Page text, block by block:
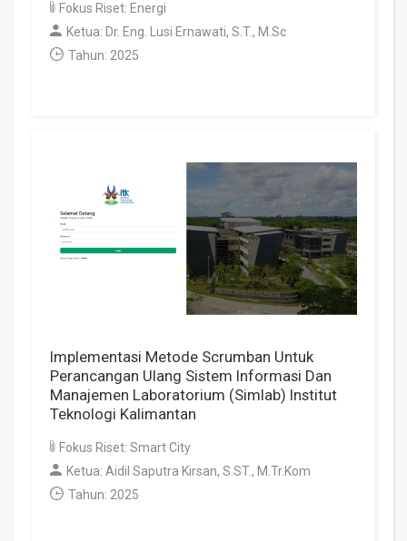
Fokus Riset: Energi
Ketua: Dr. Eng. Lusi Ernawati, S.T., M.Sc
Tahun: 2025
Implementasi Metode Scrumban Untuk
Perancangan Ulang Sistem Informasi Dan
Manajemen Laboratorium (Simlab) Institut
Teknologi Kalimantan
Fokus Riset: Smart City
Ketua: Aidil Saputra Kirsan, S.ST., M.Tr.Kom
Tahun: 2025